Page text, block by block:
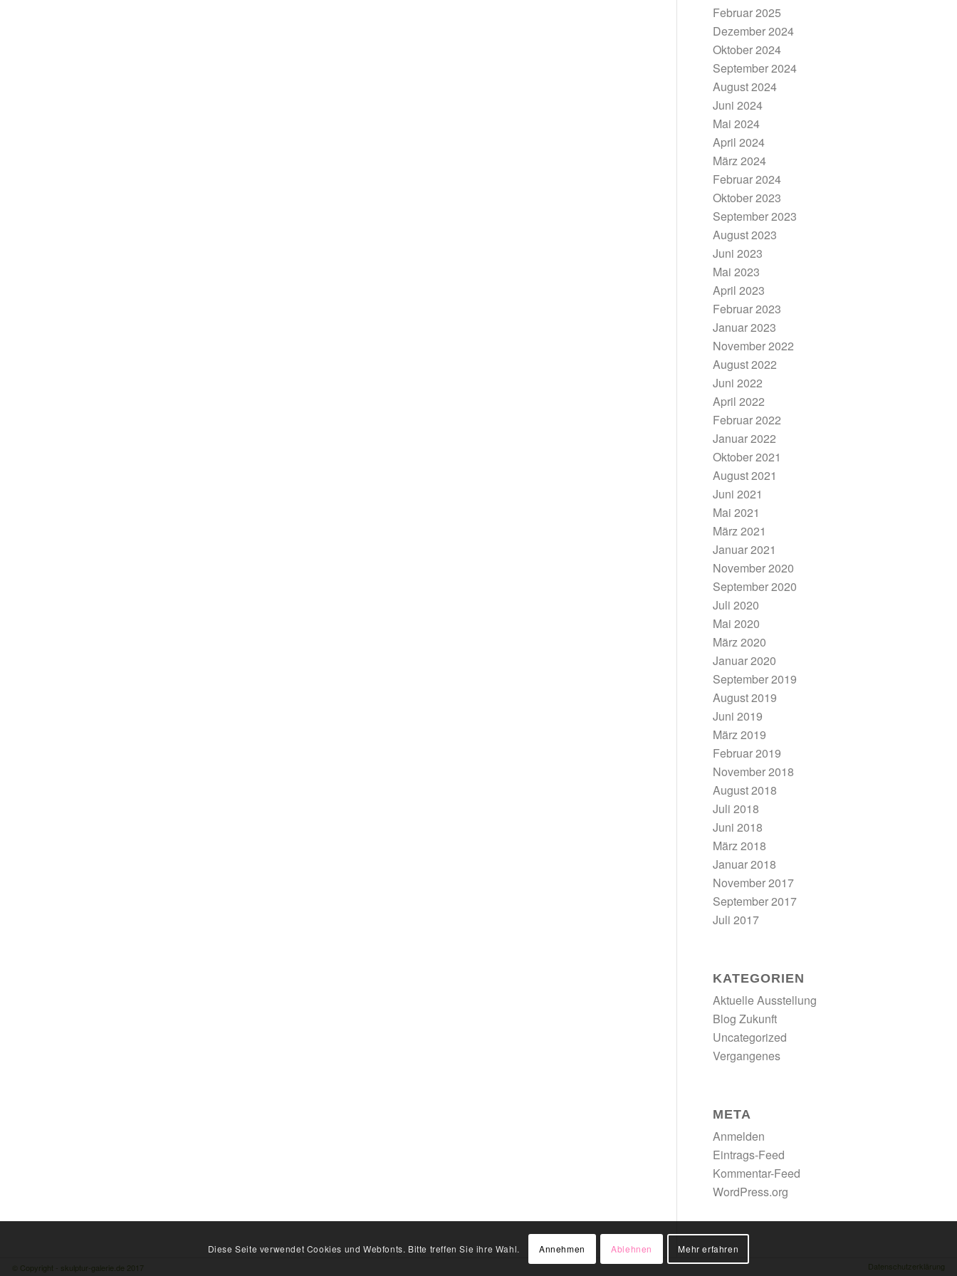
Februar 2025
Dezember 2024
Oktober 2024
September 2024
August 2024
Juni 2024
Mai 2024
April 2024
März 2024
Februar 2024
Oktober 2023
September 2023
August 2023
Juni 2023
Mai 2023
April 2023
Februar 2023
Januar 2023
November 2022
August 2022
Juni 2022
April 2022
Februar 2022
Januar 2022
Oktober 2021
August 2021
Juni 2021
Mai 2021
März 2021
Januar 2021
November 2020
September 2020
Juli 2020
Mai 2020
März 2020
Januar 2020
September 2019
August 2019
Juni 2019
März 2019
Februar 2019
November 2018
August 2018
Juli 2018
Juni 2018
März 2018
Januar 2018
November 2017
September 2017
Juli 2017
KATEGORIEN
Aktuelle Ausstellung
Blog Zukunft
Uncategorized
Vergangenes
META
Anmelden
Eintrags-Feed
Kommentar-Feed
WordPress.org
© Copyright - skulptur-galerie.de 2017 Datenschutzerklärung
Diese Seite verwendet Cookies und Webfonts. Bitte treffen Sie ihre Wahl. Annehmen Ablehnen Mehr erfahren